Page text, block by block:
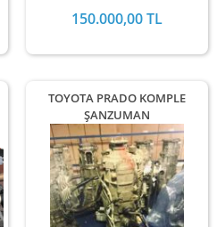
2012-2013-2014-2015 MODEL
MEVCUTTUR.
150.000,00 TL
TOYOTA PRADO KOMPLE
ŞANZUMAN